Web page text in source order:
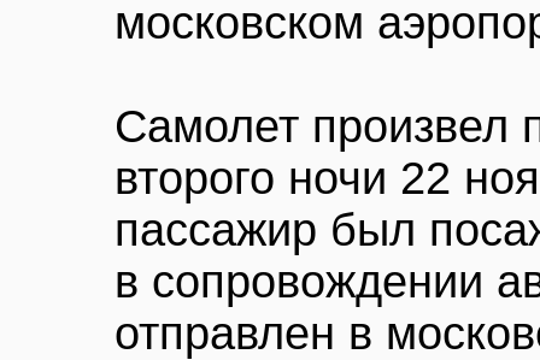
московском
Самолет произвел
второго ночи 22
пассажир был
в сопровождении
отправлен в